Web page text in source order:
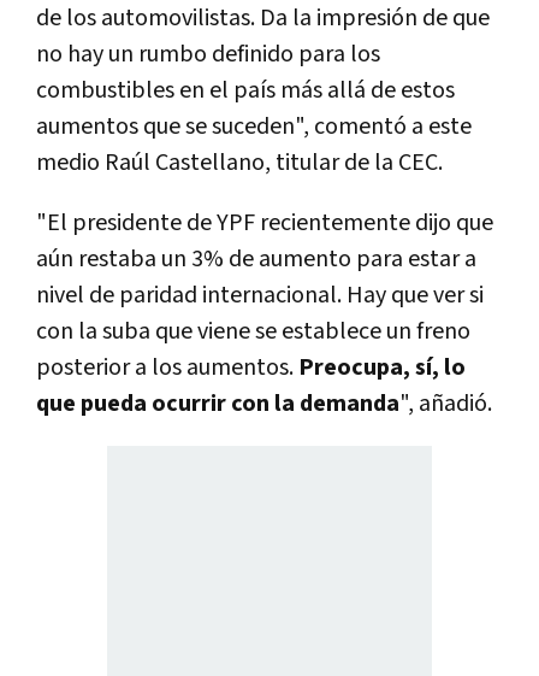
de los automovilistas. Da la impresión de que
no hay un rumbo definido para los
combustibles en el país más allá de estos
aumentos que se suceden", comentó a este
medio Raúl Castellano, titular de la CEC.
"El presidente de YPF recientemente dijo que
aún restaba un 3% de aumento para estar a
nivel de paridad internacional. Hay que ver si
con la suba que viene se establece un freno
posterior a los aumentos. Preocupa, sí, lo
que pueda ocurrir con la demanda", añadió.